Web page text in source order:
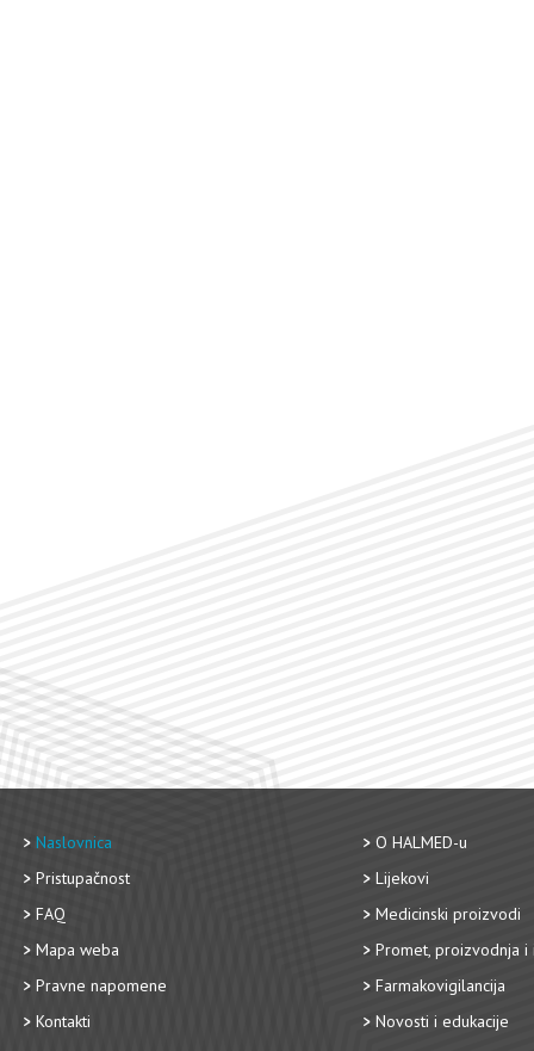
Naslovnica
Pristupačnost
FAQ
Mapa weba
Pravne napomene
Kontakti
O HALMED-u
Lijekovi
Medicinski proizvodi
Promet, proizvodnja i
Farmakovigilancija
Novosti i edukacije